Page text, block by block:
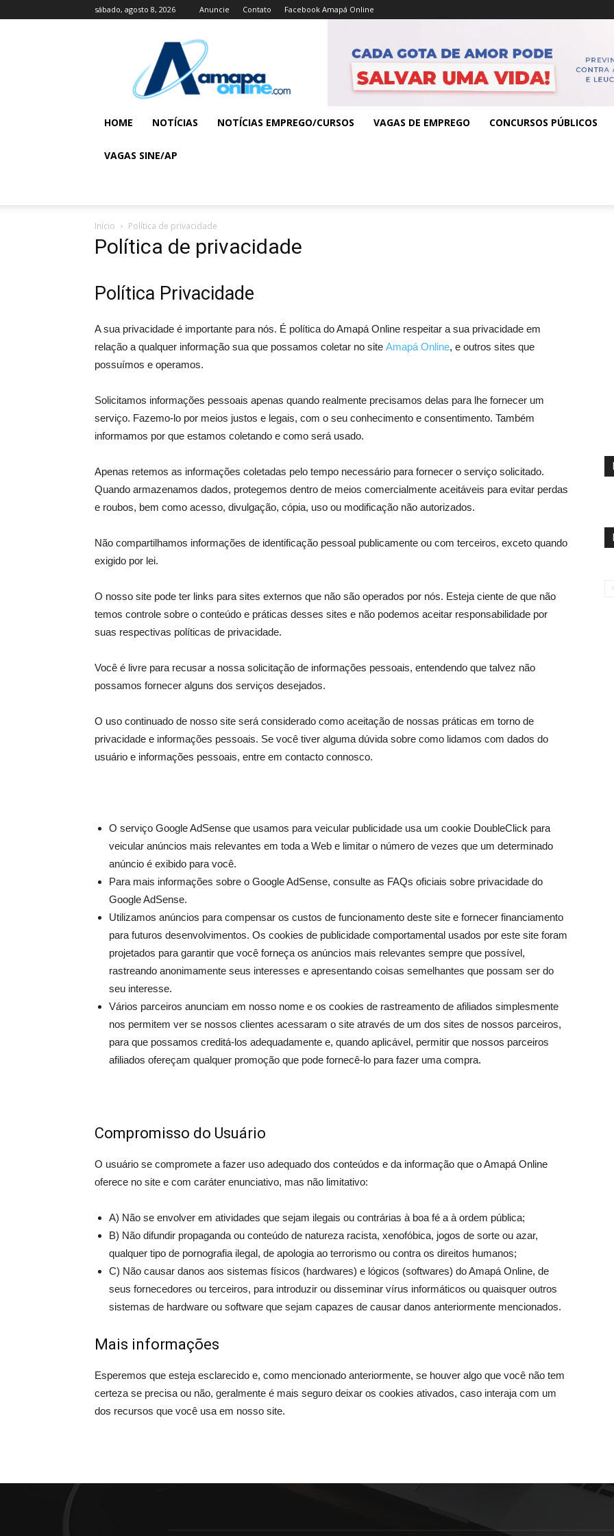
sábado, agosto 8, 2026 Anuncie Contato Facebook Amapá Online
Online
Portal
de
Notícias
do
HOME NOTÍCIAS NOTÍCIAS EMPREGO/CURSOS VAGAS DE EMPREGO CONCURSOS PÚBLICOS
VAGAS SINE/AP
Início Política de privacidade
Política de privacidade
Política Privacidade
A sua privacidade é importante para nós. É política do Amapá Online respeitar a sua privacidade em
relação a qualquer informação sua que possamos coletar no site Amapá Online, e outros sites que
possuímos e operamos.
Solicitamos informações pessoais apenas quando realmente precisamos delas para lhe fornecer um
serviço. Fazemo-lo por meios justos e legais, com o seu conhecimento e consentimento. Também
informamos por que estamos coletando e como será usado.
Apenas retemos as informações coletadas pelo tempo necessário para fornecer o serviço solicitado.
Quando armazenamos dados, protegemos dentro de meios comercialmente aceitáveis ​​para evitar perdas
e roubos, bem como acesso, divulgação, cópia, uso ou modificação não autorizados.
Não compartilhamos informações de identificação pessoal publicamente ou com terceiros, exceto quando
exigido por lei.
O nosso site pode ter links para sites externos que não são operados por nós. Esteja ciente de que não
temos controle sobre o conteúdo e práticas desses sites e não podemos aceitar responsabilidade por
suas respectivas políticas de privacidade.
Você é livre para recusar a nossa solicitação de informações pessoais, entendendo que talvez não
possamos fornecer alguns dos serviços desejados.
O uso continuado de nosso site será considerado como aceitação de nossas práticas em torno de
privacidade e informações pessoais. Se você tiver alguma dúvida sobre como lidamos com dados do
usuário e informações pessoais, entre em contacto connosco.
O serviço Google AdSense que usamos para veicular publicidade usa um cookie DoubleClick para
veicular anúncios mais relevantes em toda a Web e limitar o número de vezes que um determinado
anúncio é exibido para você.
Para mais informações sobre o Google AdSense, consulte as FAQs oficiais sobre privacidade do
Google AdSense.
Utilizamos anúncios para compensar os custos de funcionamento deste site e fornecer financiamento
para futuros desenvolvimentos. Os cookies de publicidade comportamental usados ​​por este site foram
projetados para garantir que você forneça os anúncios mais relevantes sempre que possível,
rastreando anonimamente seus interesses e apresentando coisas semelhantes que possam ser do
seu interesse.
Vários parceiros anunciam em nosso nome e os cookies de rastreamento de afiliados simplesmente
nos permitem ver se nossos clientes acessaram o site através de um dos sites de nossos parceiros,
para que possamos creditá-los adequadamente e, quando aplicável, permitir que nossos parceiros
afiliados ofereçam qualquer promoção que pode fornecê-lo para fazer uma compra.
Compromisso do Usuário
O usuário se compromete a fazer uso adequado dos conteúdos e da informação que o Amapá Online
oferece no site e com caráter enunciativo, mas não limitativo:
A) Não se envolver em atividades que sejam ilegais ou contrárias à boa fé a à ordem pública;
B) Não difundir propaganda ou conteúdo de natureza racista, xenofóbica, jogos de sorte ou azar,
qualquer tipo de pornografia ilegal, de apologia ao terrorismo ou contra os direitos humanos;
C) Não causar danos aos sistemas físicos (hardwares) e lógicos (softwares) do Amapá Online, de
seus fornecedores ou terceiros, para introduzir ou disseminar vírus informáticos ou quaisquer outros
sistemas de hardware ou software que sejam capazes de causar danos anteriormente mencionados.
Mais informações
Esperemos que esteja esclarecido e, como mencionado anteriormente, se houver algo que você não tem
certeza se precisa ou não, geralmente é mais seguro deixar os cookies ativados, caso interaja com um
dos recursos que você usa em nosso site.